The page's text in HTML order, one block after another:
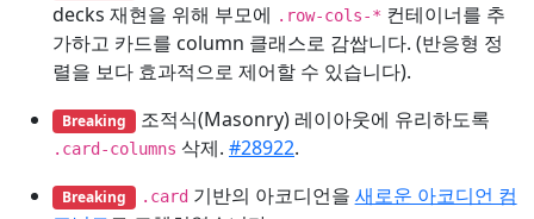
decks 재현을 위해 부모에 .row-cols-* 컨테이너를 추
가하고 카드를 column 클래스로 감쌉니다. (반응형 정
렬을 보다 효과적으로 제어할 수 있습니다).
Breaking 조적식(Masonry) 레이아웃에 유리하도록
.card-columns 삭제. #28922.
Breaking .card기반의 아코디언을 새로운 아코디언 컴